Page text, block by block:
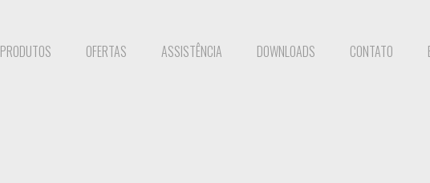
PRODUTOS OFERTAS ASSISTÊNCIA DOWNLOADS CONTATO